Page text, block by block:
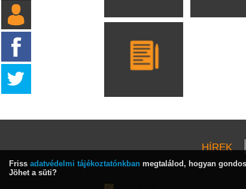
HÍREK
Friss adatvédelmi tájékoztatónkban megtalálod, hogyan
Jöhet a süti?